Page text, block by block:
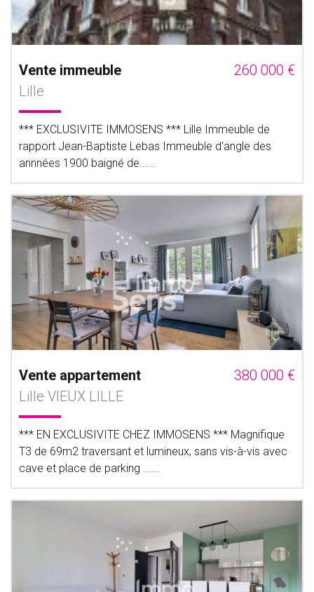
Vente immeuble
260 000 €
Lille
*** EXCLUSIVITE IMMOSENS *** Lille Immeuble de
rapport Jean-Baptiste Lebas Immeuble d'angle des
annnées 1900 baigné de......
Vente appartement
380 000 €
Lille VIEUX LILLE
*** EN EXCLUSIVITE CHEZ IMMOSENS *** Magnifique
T3 de 69m2 traversant et lumineux, sans vis-à-vis avec
cave et place de parking ......